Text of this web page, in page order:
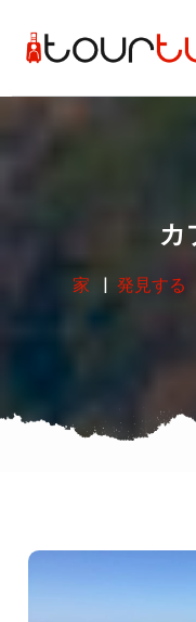
カ
家 発見する